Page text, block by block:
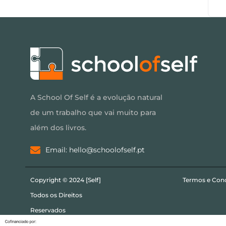
A School Of Self é a evolução natural
de um trabalho que vai muito para
além dos livros.
Email: hello@schoolofself.pt
Copyright © 2024 [Self]
Todos os Direitos
Reservados
Termos e